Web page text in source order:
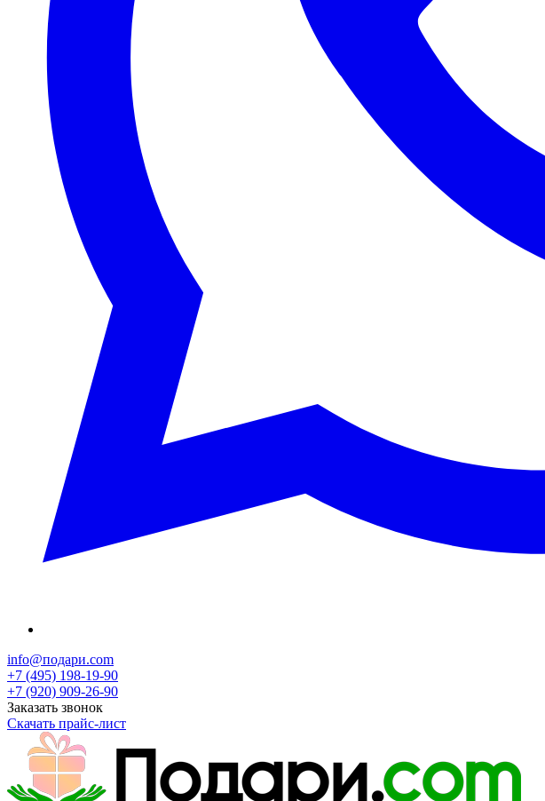
info@подари.com
+7 (495) 198-19-90
+7 (920) 909-26-90
Заказать звонок
Скачать прайс-лист